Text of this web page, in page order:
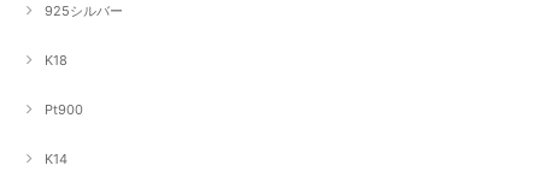
925シルバー
K18
Pt900
K14